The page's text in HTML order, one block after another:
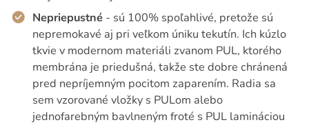
Nepriepustné- sú 100% spoľahlivé, pretože sú
nepremokavé aj pri veľkom úniku tekutín. Ich kúzlo
tkvie v modernom materiáli zvanom PUL, ktorého
membrána je priedušná, takže ste dobre chránená
pred nepríjemným pocitom zaparením. Radia sa
sem vzorované vložky s PULom alebo
jednofarebným bavlneným froté s PUL lamináciou